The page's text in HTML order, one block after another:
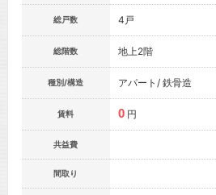
総戸数 4戸
総階数 地上2階
種別/構造 アパート/ 鉄骨造
賃料 0 円
共益費
間取り